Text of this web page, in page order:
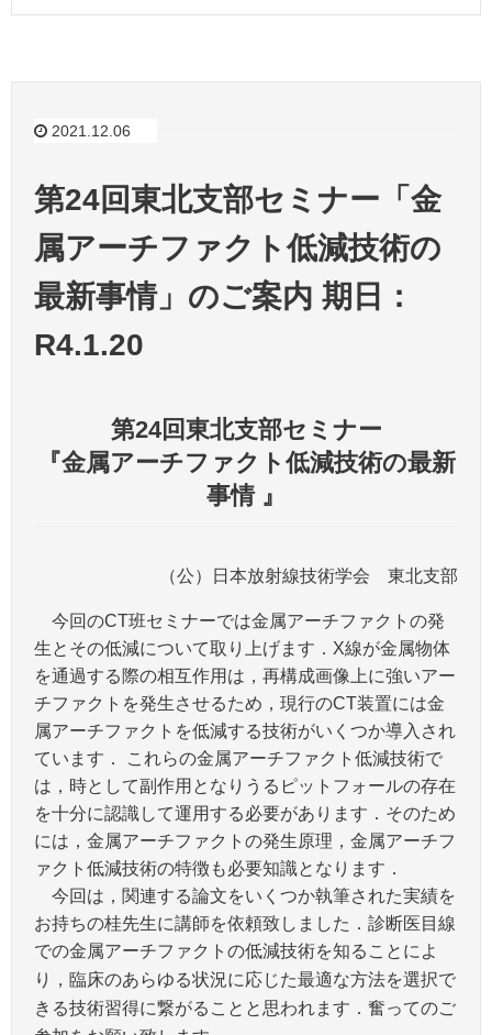
2021.12.06
第24回東北支部セミナー「金
属アーチファクト低減技術の
最新事情」のご案内 期日：
R4.1.20
第24回東北支部セミナー
『金属アーチファクト低減技術の最新
事情 』
（公）日本放射線技術学会 東北支部
今回のCT班セミナーでは金属アーチファクトの発
生とその低減について取り上げます．X線が金属物体
を通過する際の相互作用は，再構成画像上に強いアー
チファクトを発生させるため，現行のCT装置には金
属アーチファクトを低減する技術がいくつか導入され
ています． これらの金属アーチファクト低減技術で
は，時として副作用となりうるピットフォールの存在
を十分に認識して運用する必要があります．そのため
には，金属アーチファクトの発生原理，金属アーチフ
ァクト低減技術の特徴も必要知識となります．
今回は，関連する論文をいくつか執筆された実績を
お持ちの桂先生に講師を依頼致しました．診断医目線
での金属アーチファクトの低減技術を知ることによ
り，臨床のあらゆる状況に応じた最適な方法を選択で
きる技術習得に繋がることと思われます．奮ってのご